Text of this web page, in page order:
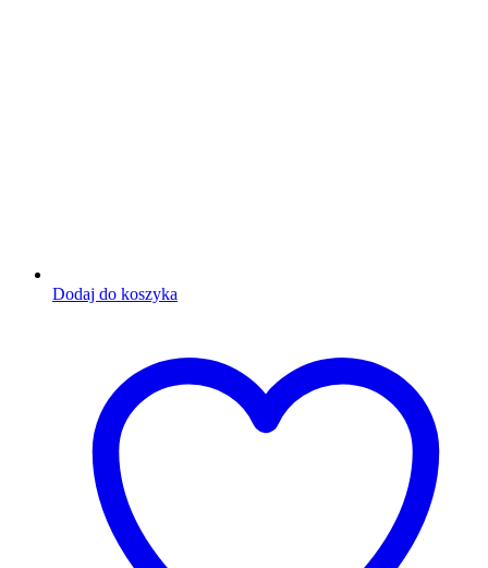
Dodaj do koszyka